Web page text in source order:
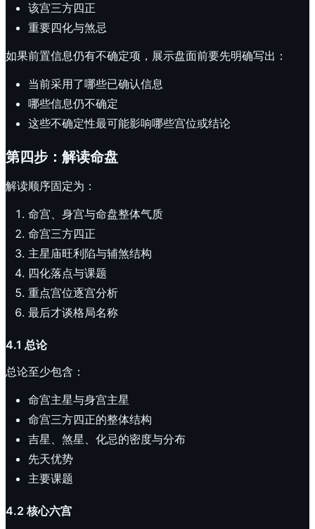
该宫三方四正
重要四化与煞忌
如果前置信息仍有不确定项，展示盘面前要先明确写出：
当前采用了哪些已确认信息
哪些信息仍不确定
这些不确定性最可能影响哪些宫位或结论
第四步：解读命盘
解读顺序固定为：
命宫、身宫与命盘整体气质
命宫三方四正
主星庙旺利陷与辅煞结构
四化落点与课题
重点宫位逐宫分析
最后才谈格局名称
4.1 总论
总论至少包含：
命宫主星与身宫主星
命宫三方四正的整体结构
吉星、煞星、化忌的密度与分布
先天优势
主要课题
4.2 核心六宫